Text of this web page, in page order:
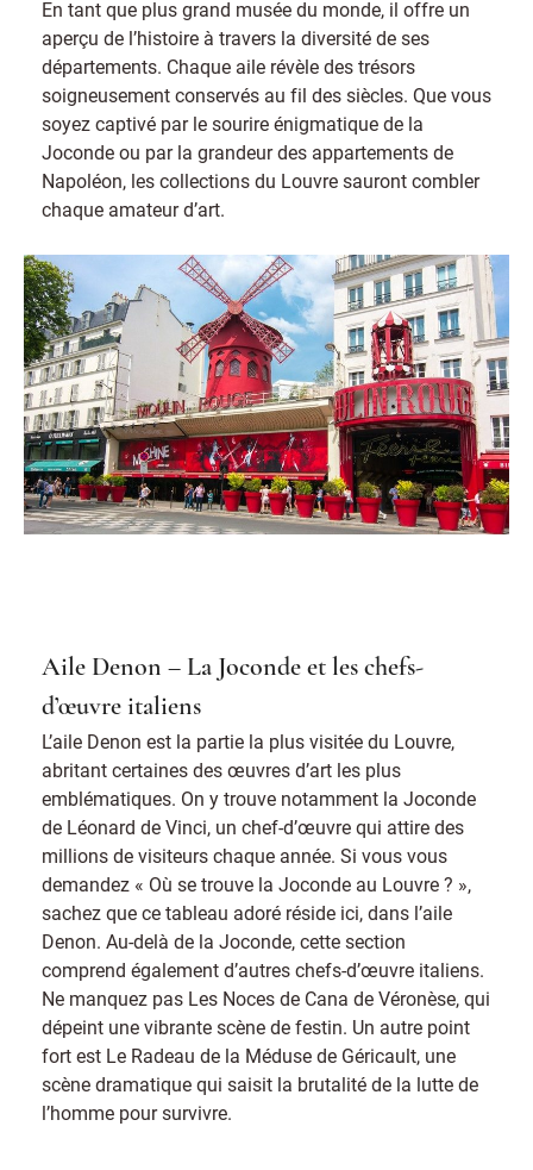
En tant que plus grand musée du monde, il offre un
aperçu de l’histoire à travers la diversité de ses
départements. Chaque aile révèle des trésors
soigneusement conservés au fil des siècles. Que vous
soyez captivé par le sourire énigmatique de la
Joconde ou par la grandeur des appartements de
Napoléon, les collections du Louvre sauront combler
chaque amateur d’art.
Aile Denon – La Joconde et les chefs-
d’œuvre italiens
L’aile Denon est la partie la plus visitée du Louvre,
abritant certaines des œuvres d’art les plus
emblématiques. On y trouve notamment la Joconde
de Léonard de Vinci, un chef-d’œuvre qui attire des
millions de visiteurs chaque année. Si vous vous
demandez « Où se trouve la Joconde au Louvre ? »,
sachez que ce tableau adoré réside ici, dans l’aile
Denon. Au-delà de la Joconde, cette section
comprend également d’autres chefs-d’œuvre italiens.
Ne manquez pas Les Noces de Cana de Véronèse, qui
dépeint une vibrante scène de festin. Un autre point
fort est Le Radeau de la Méduse de Géricault, une
scène dramatique qui saisit la brutalité de la lutte de
l’homme pour survivre.